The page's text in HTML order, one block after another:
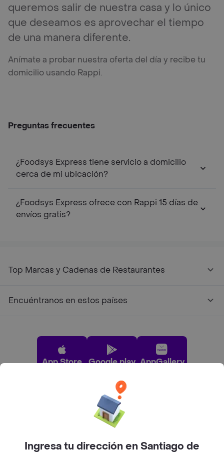
queremos salir de nuestra casa y lo único
que deseamos es aprovechar el tiempo
de una manera diferente.
Anímate a probar nuestra oferta del día y recibe tu
domicilio usando Rappi.
Preguntas frecuentes
¿Foodsys Express tiene servicio a domicilio
cerca de mi ubicación?
¿Foodsys Express ofrece con Rappi 15 días de
envíos gratis?
Top Marcas y Cadenas de Restaurantes
Encuéntranos en estos países
App Store Google play AppGallery
Pide tu comida favorita cerca de ti
Categorías
Ingresa tu dirección en Santiago de